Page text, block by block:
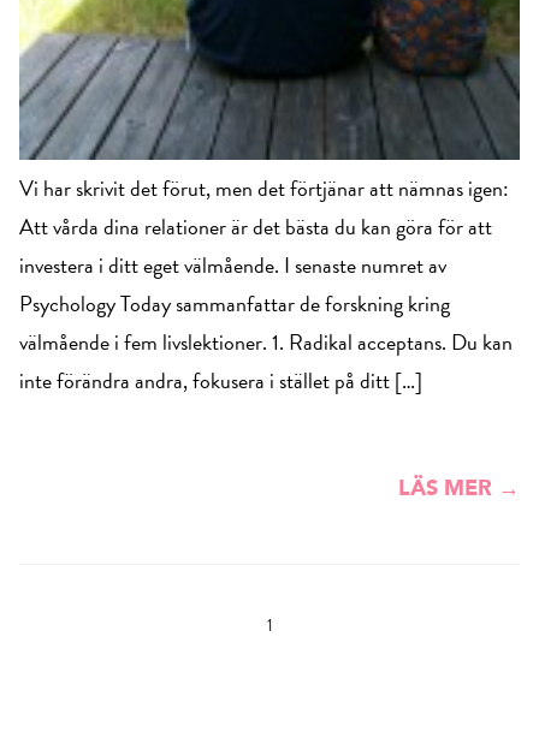
Vi har skrivit det förut, men det förtjänar att nämnas igen:
Att vårda dina relationer är det bästa du kan göra för att
investera i ditt eget välmående. I senaste numret av
Psychology Today sammanfattar de forskning kring
välmående i fem livslektioner. 1. Radikal acceptans. Du kan
inte förändra andra, fokusera i stället på ditt […]
LÄS MER →
1